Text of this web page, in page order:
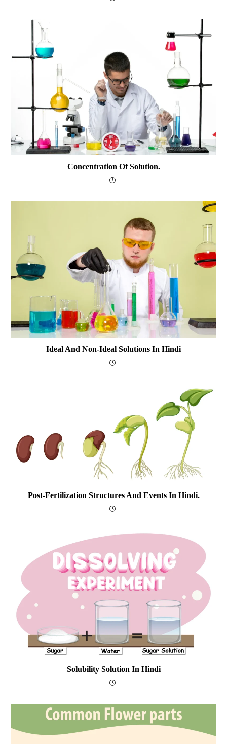
Concentration Of Solution.
Ideal And Non-Ideal Solutions In Hindi
Post-Fertilization Structures And Events In Hindi.
Solubility Solution In Hindi